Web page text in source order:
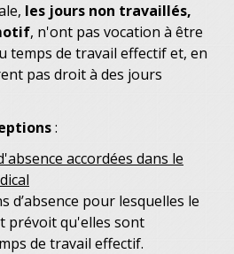
les jours non travaillés,
, n'ont pas vocation à être
temps de travail effectif et, en
pas droit à des jours
:
accordées dans le
d’absence pour lesquelles le
prévoit qu'elles sont
de travail effectif.